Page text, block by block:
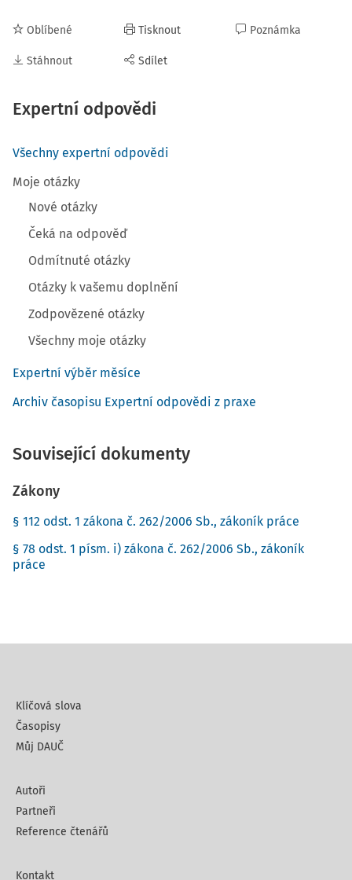
Oblíbené
Stáhnout
Tisknout
Sdílet
Poznámka
Expertní odpovědi
Všechny expertní odpovědi
Moje otázky
Nové otázky
Čeká na odpověď
Odmítnuté otázky
Otázky k vašemu doplnění
Zodpovězené otázky
Všechny moje otázky
Expertní výběr měsíce
Archiv časopisu Expertní odpovědi z praxe
Související dokumenty
Zákony
§ 112 odst. 1 zákona č. 262/2006 Sb., zákoník práce
§ 78 odst. 1 písm. i) zákona č. 262/2006 Sb., zákoník
práce
Klíčová slova
Časopisy
Můj DAUČ
Autoři
Partneři
Reference čtenářů
Kontakt